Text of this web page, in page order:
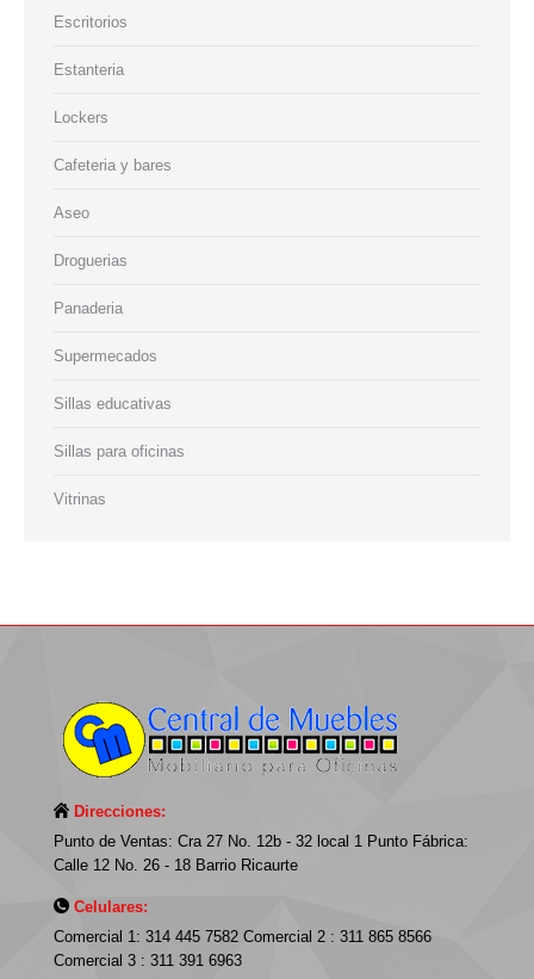
Escritorios
Estanteria
Lockers
Cafeteria y bares
Aseo
Droguerias
Panaderia
Supermecados
Sillas educativas
Sillas para oficinas
Vitrinas
Direcciones:
Punto de Ventas: Cra 27 No. 12b - 32 local 1 Punto Fábrica:
Calle 12 No. 26 - 18 Barrio Ricaurte
Celulares:
Comercial 1: 314 445 7582 Comercial 2 : 311 865 8566
Comercial 3 : 311 391 6963